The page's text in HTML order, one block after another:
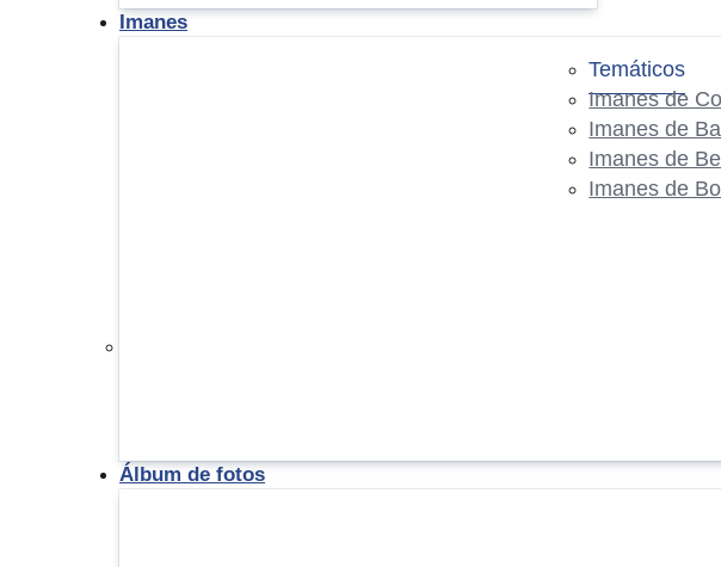
Imanes
Temáticos
Imanes de
Imanes de
Imanes de
Imanes de
Álbum de fotos